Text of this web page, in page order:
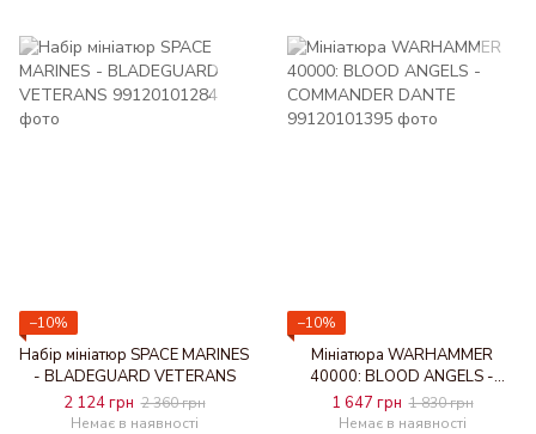
−10%
Набір мініатюр SPACE MARINES
- BLADEGUARD VETERANS
2 124 грн 2 360 грн
Немає в наявності
−10%
Мініатюра WARHAMMER
40000: BLOOD ANGELS -
COMMANDER DANTE
1 647 грн 1 830 грн
Немає в наявності